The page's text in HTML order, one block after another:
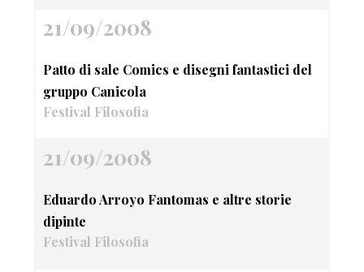
21/09/2008
Patto di sale Comics e disegni fantastici del
gruppo Canicola
Festival Filosofia
21/09/2008
Eduardo Arroyo Fantomas e altre storie
dipinte
Festival Filosofia